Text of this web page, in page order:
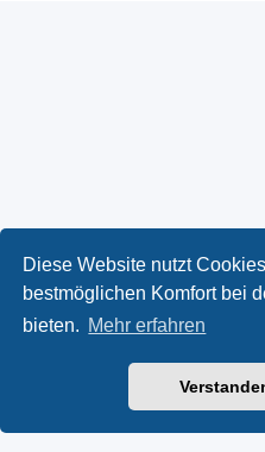
Diese Website nutzt
bestmöglichen Komfort bei
bieten. Mehr erfahren